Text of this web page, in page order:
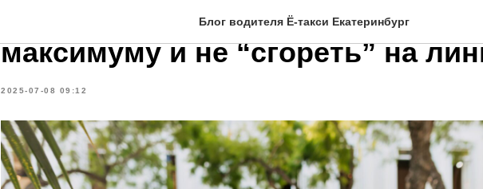
Блог водителя Ё-такси Екатеринбург
Такси летом: Как заработать по
максимуму и не “сгореть” на
2025-07-08 09:12